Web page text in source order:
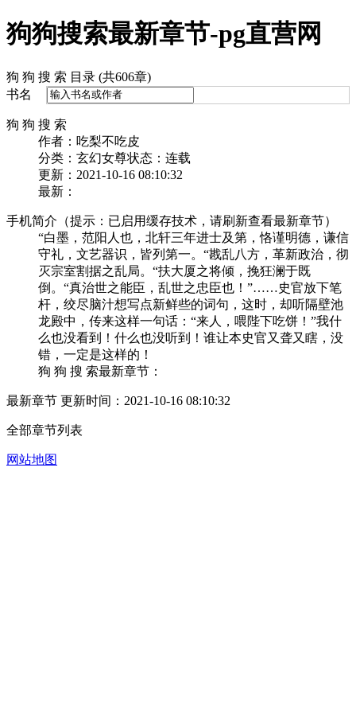
狗狗搜索最新章节-pg直营网
狗 狗 搜 索 目录 (共606章)
书名
狗 狗 搜 索
作者：吃梨不吃皮
分类：玄幻女尊状态：连载
更新：2021-10-16 08:10:32
最新：
手机简介（提示：已启用缓存技术，请刷新查看最新章节）
“白墨，范阳人也，北轩三年进士及第，恪谨明德，谦信
守礼，文艺器识，皆列第一。“戡乱八方，革新政治，彻
灭宗室割据之乱局。“扶大厦之将倾，挽狂澜于既
倒。“真治世之能臣，乱世之忠臣也！”……史官放下笔
杆，绞尽脑汁想写点新鲜些的词句，这时，却听隔壁池
龙殿中，传来这样一句话：“来人，喂陛下吃饼！”我什
么也没看到！什么也没听到！谁让本史官又聋又瞎，没
错，一定是这样的！
狗 狗 搜 索最新章节：
最新章节 更新时间：2021-10-16 08:10:32
全部章节列表
网站地图